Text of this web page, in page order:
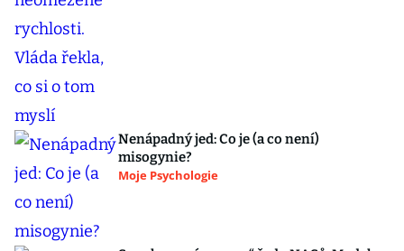
Nenápadný jed: Co je (a co není)
misogynie?
Moje Psychologie